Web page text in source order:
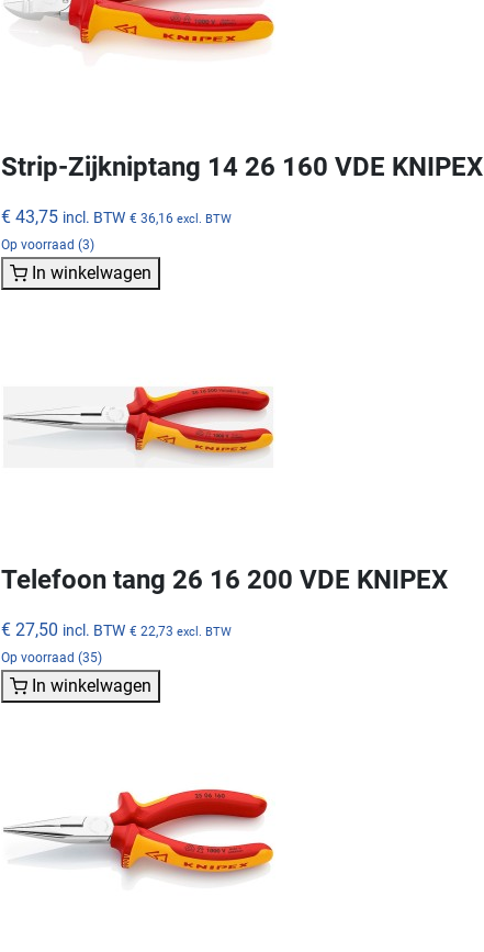
Strip-Zijkniptang 14 26 160 VDE KNIPEX
€ 43,75 incl. BTW € 36,16 excl. BTW
Op voorraad (3)
In winkelwagen
Telefoon tang 26 16 200 VDE KNIPEX
€ 27,50 incl. BTW € 22,73 excl. BTW
Op voorraad (35)
In winkelwagen